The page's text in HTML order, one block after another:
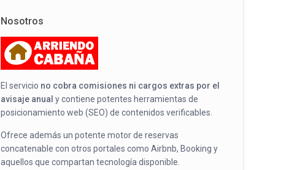
Nosotros
El servicio no cobra comisiones ni cargos extras por el
avisaje anual y contiene potentes herramientas de
posicionamiento web (SEO) de contenidos verificables.
Ofrece además un potente motor de reservas
concatenable con otros portales como Airbnb, Booking y
aquellos que compartan tecnología disponible.